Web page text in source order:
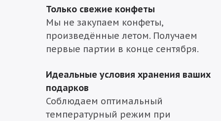
Только свежие конфеты
Мы не закупаем конфеты,
произведённые летом. Получаем
первые партии в конце сентября.
Идеальные условия хранения ваших
подарков
Соблюдаем оптимальный
температурный режим при